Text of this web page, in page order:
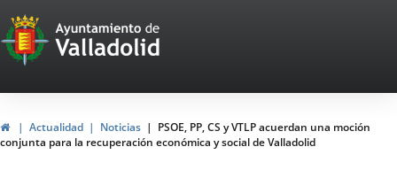
Portal
Web
del
Ayuntamiento
de
HomeActualidad Noticias
PSOE, PP, CS y VTLP acuerdan una moción
conjunta para la recuperación económica y social de Valladolid